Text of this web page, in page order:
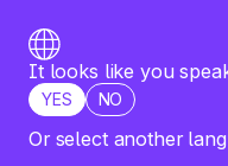
DEBUT CODE E -
Emplacement Webflow:
Custom code > Inside tag
It looks like you
YES NO
Or select another